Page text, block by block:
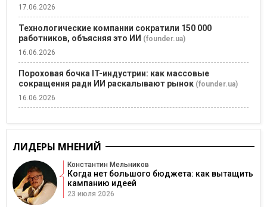
17.06.2026
Технологические компании сократили 150 000
работников, объясняя это ИИ (founder.ua)
16.06.2026
Пороховая бочка IT-индустрии: как массовые
сокращения ради ИИ раскалывают рынок (founder.ua)
16.06.2026
ЛИДЕРЫ МНЕНИЙ
Константин Мельников
Когда нет большого бюджета: как вытащить
кампанию идеей
23 июля 2026